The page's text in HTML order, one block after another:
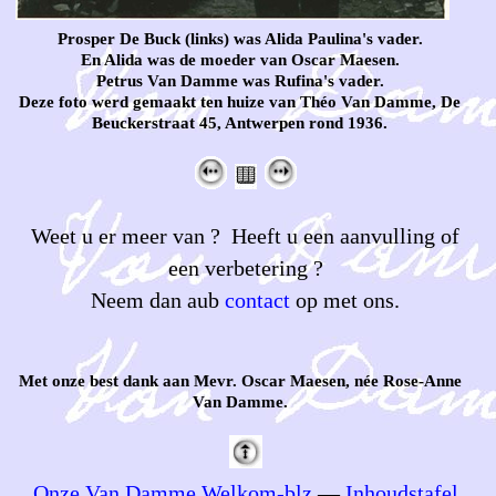
Prosper De Buck (links) was Alida Paulina's vader.
En Alida was de moeder van Oscar Maesen.
Petrus Van Damme was Rufina's vader.
Deze foto werd gemaakt ten huize van Théo Van Damme, De
Beuckerstraat 45, Antwerpen rond 1936.
Weet u er meer van ? Heeft u een aanvulling of
een verbetering ?
Neem dan aubcontact op met ons.
Met onze best dank aan Mevr. Oscar Maesen, née Rose-Anne
Van Damme.